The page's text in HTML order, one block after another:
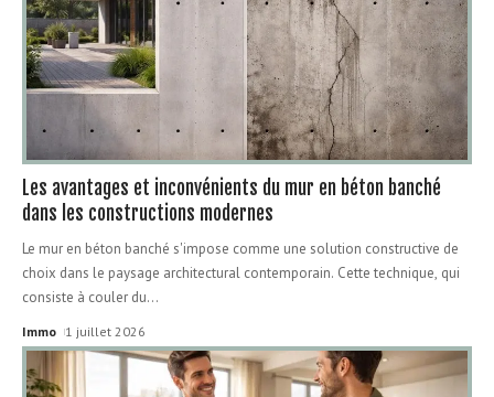
Les avantages et inconvénients du mur en béton banché
dans les constructions modernes
Le mur en béton banché s'impose comme une solution constructive de
choix dans le paysage architectural contemporain. Cette technique, qui
consiste à couler du…
Immo 1 juillet 2026